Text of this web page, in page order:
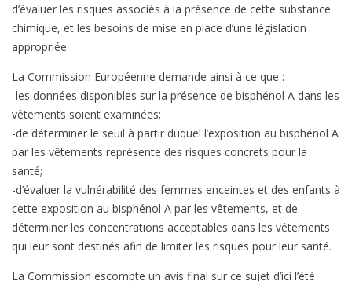
d’évaluer les risques associés à la présence de cette substance
chimique, et les besoins de mise en place d’une législation
appropriée.
La Commission Européenne demande ainsi à ce que :
-les données disponibles sur la présence de bisphénol A dans les
vêtements soient examinées;
-de déterminer le seuil à partir duquel l’exposition au bisphénol A
par les vêtements représente des risques concrets pour la
santé;
-d’évaluer la vulnérabilité des femmes enceintes et des enfants à
cette exposition au bisphénol A par les vêtements, et de
déterminer les concentrations acceptables dans les vêtements
qui leur sont destinés afin de limiter les risques pour leur santé.
La Commission escompte un avis final sur ce sujet d’ici l’été